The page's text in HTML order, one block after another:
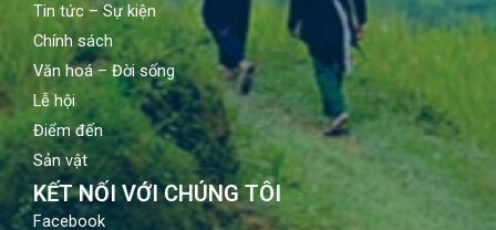
Tin tức – Sự kiện
Chính sách
Văn hoá – Đời sống
Lễ hội
Điểm đến
Sản vật
KẾT NỐI VỚI CHÚNG TÔI
Facebook